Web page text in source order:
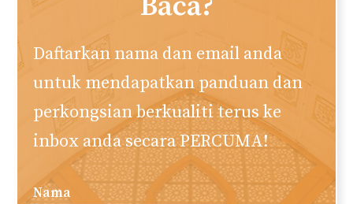
Daftarkan nama dan email anda
untuk mendapatkan panduan dan
perkongsian berkualiti terus ke
inbox anda secara PERCUMA!
Nama